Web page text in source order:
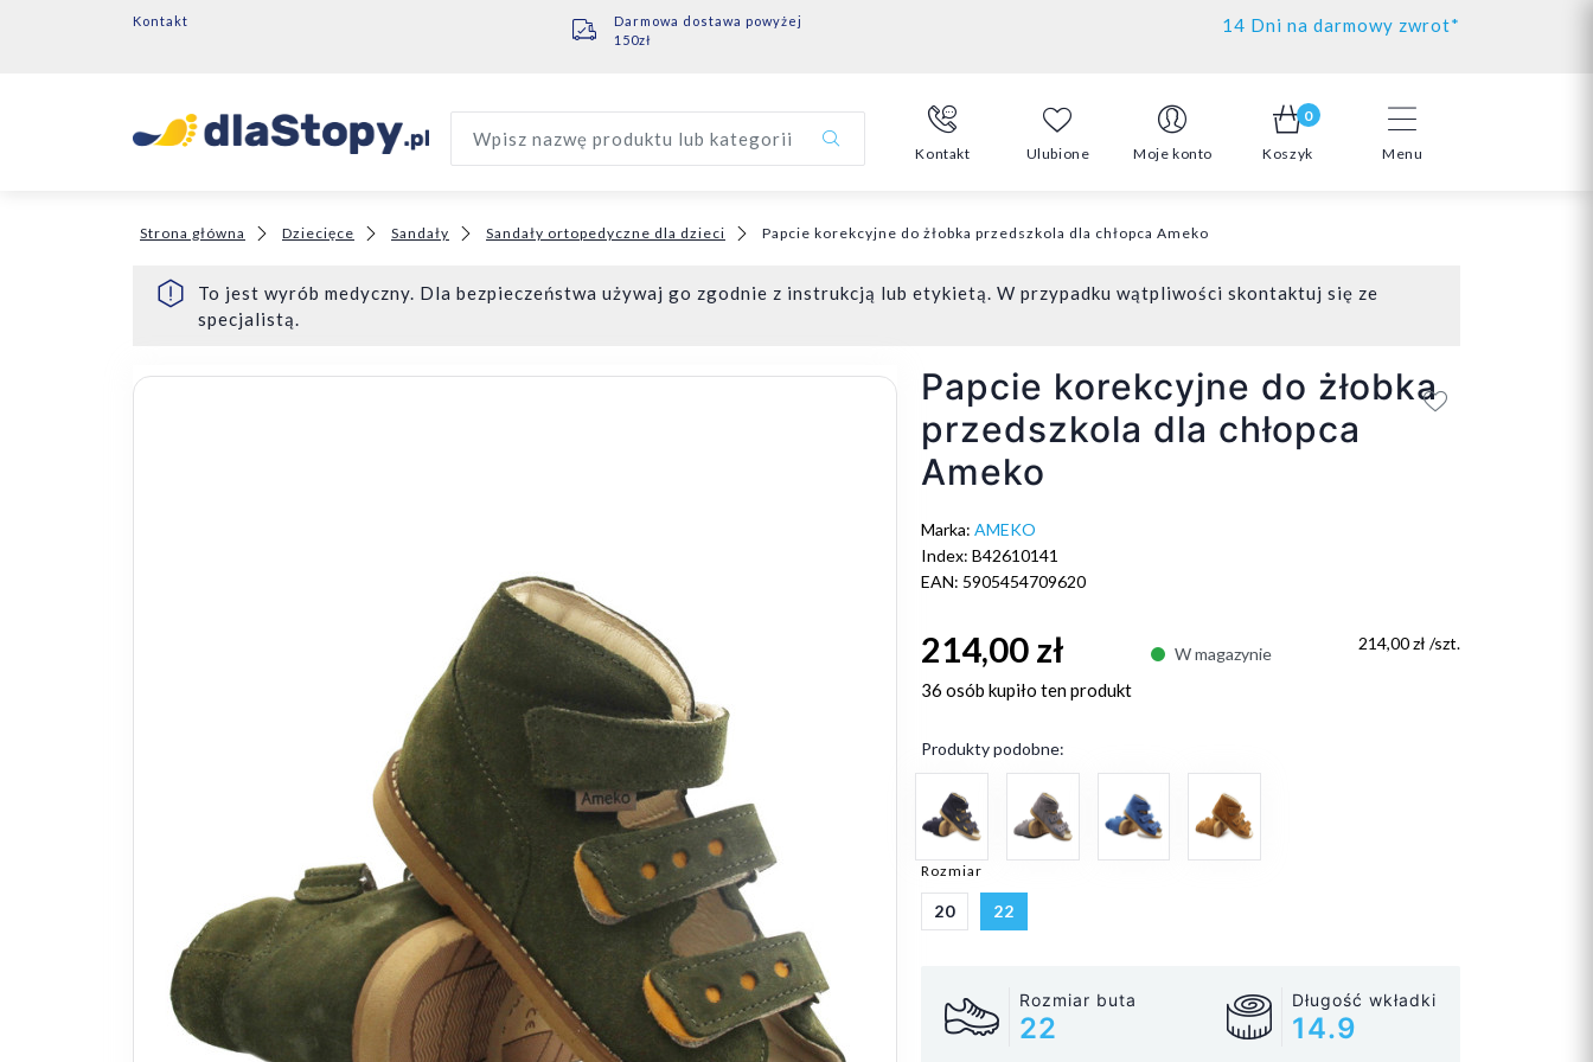
Kontakt
Darmowa dostawa powyżej
150zł
14 Dni na darmowy zwrot*
Menu
Wpisz nazwę produktu lub kategorii
Kontakt Ulubione Moje konto
0
Koszyk
Strona główna Dziecięce Sandały Sandały ortopedyczne dla dzieci Papcie korekcyjne do żłobka przedszkola dla chłopca Ameko
To jest wyrób medyczny. Dla bezpieczeństwa używaj go zgodnie z instrukcją lub etykietą. W przypadku wątpliwości skontaktuj się ze
specjalistą.
Papcie korekcyjne do żłobka
przedszkola dla chłopca
Ameko
Marka: AMEKO
Index: B42610141
EAN: 5905454709620
214,00 zł W magazynie
214,00 zł /szt.
36 osób kupiło ten produkt
Produkty podobne:
Rozmiar
20 22
Rozmiar buta
22
Długość wkładki
14.9